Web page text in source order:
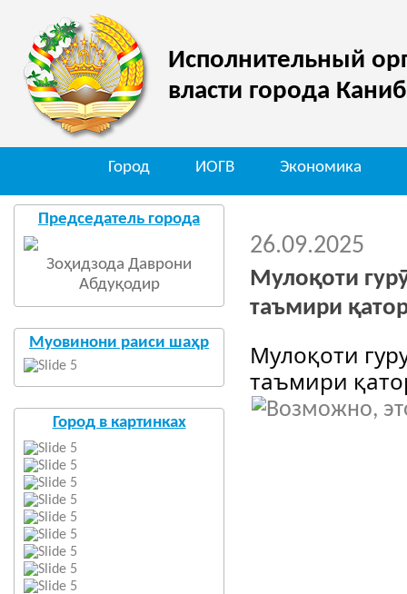
Исполнительный
власти города
Город ИОГВ Экономика
Председатель города
Зоҳидзода Даврони
Абдуқодир
Муовинони раиси шаҳр
Город в картинках
26.09.2025
Мулоқоти
таъмири
Мулоқоти
таъмири